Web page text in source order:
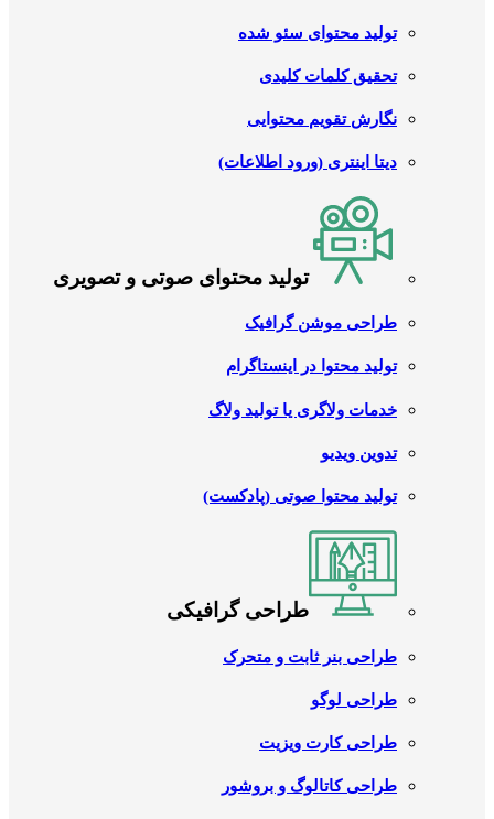
تولید محتوای سئو شده
تحقیق کلمات کلیدی
نگارش تقویم محتوایی
دیتا اینتری (ورود اطلاعات)
تولید محتوای صوتی و تصویری
طراحی موشن گرافیک
تولید محتوا در اینستاگرام
خدمات ولاگری یا تولید ولاگ
تدوین ویدیو
تولید محتوا صوتی (پادکست)
طراحی گرافیکی
طراحی بنر ثابت و متحرک
طراحی لوگو
طراحی کارت ویزیت
طراحی کاتالوگ و بروشور